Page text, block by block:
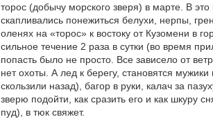
торос (добычу морского зверя) в марте. В
скапливались понежиться белухи, нерпы,
оленях на «торос» к востоку от Кузомени в
сильное течение 2 раза в сутки (во время
попасть было не просто. Все зависело от
нет охоты. А лед к берегу, становятся
скользили назад), багор в руки, калач за
зверю подойти, как сразить его и как шкуру
пуд), в тюк свяжет.